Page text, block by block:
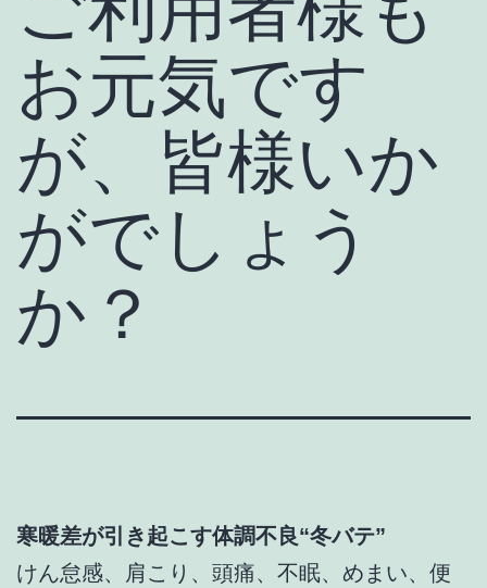
お元気です
が、皆様いか
がでしょう
か？
寒暖差が引き起こす体調不良“冬バテ”
けん怠感、肩こり、頭痛、不眠、めまい、便